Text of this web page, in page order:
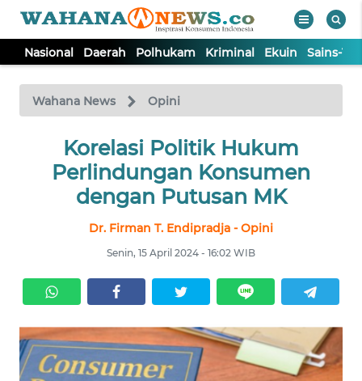
Nasional Daerah Polhukam Kriminal Ekuin Sains-
Wahana News Opini
Korelasi Politik Hukum
Perlindungan Konsumen
dengan Putusan MK
Dr. Firman T. Endipradja - Opini
Senin, 15 April 2024 - 16:02 WIB
TV
Tutup
NASIONAL
KRIMINAL
EKUIN
SAINS-TEKNO